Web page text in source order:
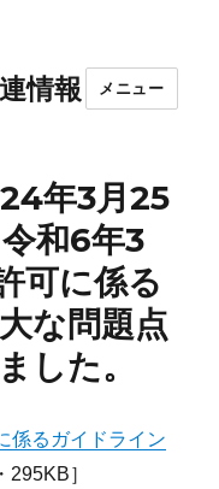
情報 メニュー
年3月25
和6年3
可に係る
な問題点
した。
係るガイドライン
295KB］